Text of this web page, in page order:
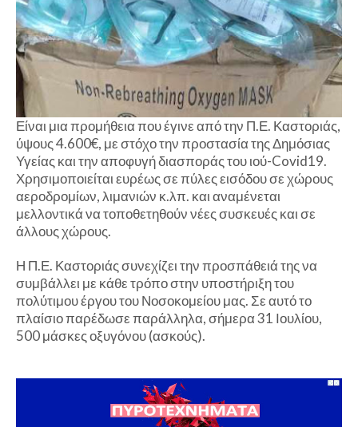
Είναι μια προμήθεια που έγινε από την Π.Ε. Καστοριάς,
ύψους 4.600€, με στόχο την προστασία της Δημόσιας
Υγείας και την αποφυγή διασποράς του ιού-Covid19.
Χρησιμοποιείται ευρέως σε πύλες εισόδου σε χώρους
αεροδρομίων, λιμανιών κ.λπ. και αναμένεται
μελλοντικά να τοποθετηθούν νέες συσκευές και σε
άλλους χώρους.
Η Π.Ε. Καστοριάς συνεχίζει την προσπάθειά της να
συμβάλλει με κάθε τρόπο στην υποστήριξη του
πολύτιμου έργου του Νοσοκομείου μας. Σε αυτό το
πλαίσιο παρέδωσε παράλληλα, σήμερα 31 Ιουλίου,
500 μάσκες οξυγόνου (ασκούς).